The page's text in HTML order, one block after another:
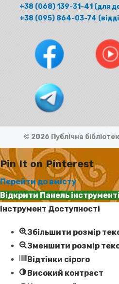
+38 (068) 139-31-41 (для
+38 (095) 864-03-74
© 2026 Публічна
Pin It on Pinterest
Перейти до вмісту
Відкрити Панель
Інструмент Доступності
Збільшити розмір
Зменшити розмір
Відтінки сірого
Високий контраст